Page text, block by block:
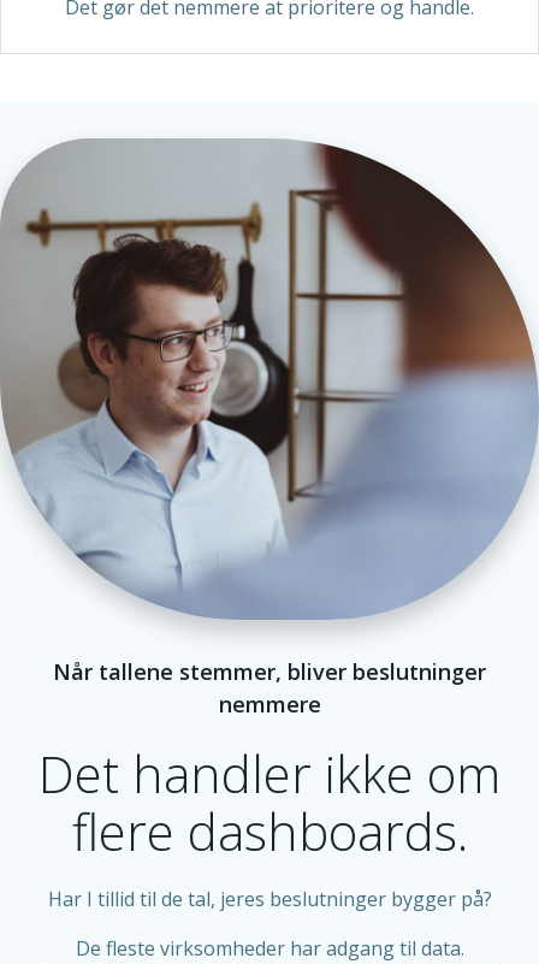
Det gør det nemmere at prioritere og handle.
Når tallene stemmer, bliver beslutninger
nemmere
Det handler ikke om
flere dashboards.
Har I tillid til de tal, jeres beslutninger bygger på?
De fleste virksomheder har adgang til data.